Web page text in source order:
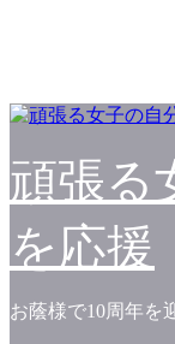
頑張る
を応援
お蔭様で10周年を